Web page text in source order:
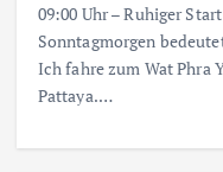
09:00 Uhr – Ruhiger
Sonntagmorgen
Ich fahre zum Wat Phra
Pattaya.…